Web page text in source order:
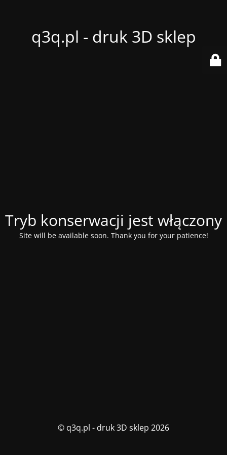
q3q.pl - druk 3D sklep
Tryb konserwacji jest włączony
Site will be available soon. Thank you for your patience!
© q3q.pl - druk 3D sklep 2026